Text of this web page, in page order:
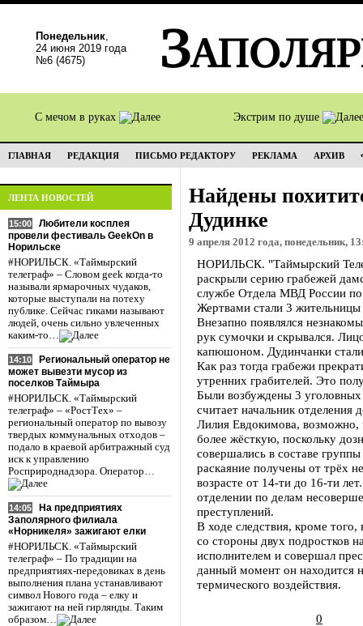
Понедельник,
24 июня 2019 года
№6 (4675)
С мечом в руках Экстрим по душе
ГЛАВНАЯ РЕДАКЦИЯ ПИСЬМО РЕДАКТОРУ РЕКЛАМА АРХИВ
ЛЕНТА НОВОСТЕЙ
15:00
Любители косплея
провели фестиваль GeekOn в
Норильске
#НОРИЛЬСК. «Таймырский
телеграф» – Словом geek когда-то
называли ярмарочных чудаков,
которые выступали на потеху
публике. Сейчас гиками называют
людей, очень сильно увлеченных
каким-то…
14:10
Региональный оператор не
может вывезти мусор из
поселков Таймыра
#НОРИЛЬСК. «Таймырский
телеграф» – «РостТех» –
региональный оператор по вывозу
твердых коммунальных отходов –
подало в краевой арбитражный суд
иск к управлению
Росприроднадзора. Оператор…
14:05
На предприятиях
Заполярного филиала
«Норникеля» зажигают елки
#НОРИЛЬСК. «Таймырский
телеграф» – По традиции на
предприятиях-передовиках в день
выполнения плана устанавливают
символ Нового года – елку и
зажигают на ней гирлянды. Таким
образом…
Найдены
Дудинке
9 апреля 2012 года, понедельник,
НОРИЛЬСК. "Таймырский
раскрыли серию грабежей
службе Отдела МВД России
Жертвами стали 3
Внезапно появлялся
рук сумочки и скрывался.
капюшоном. Дудинчанки
Как раз тогда грабежи
утренних грабителей. Это
Были возбуждены 3
считает начальник
Лилия Евдокимова, возможно,
более жёсткую, поскольку
совершались в составе
раскаяние получены от трёх
возрасте от 14-ти до 16-ти
отделении по делам
преступлений.
В ходе следствия, кроме того,
со стороны двух подростков
исполнителем и совершал
данный момент он находится
термического воздействия.
0